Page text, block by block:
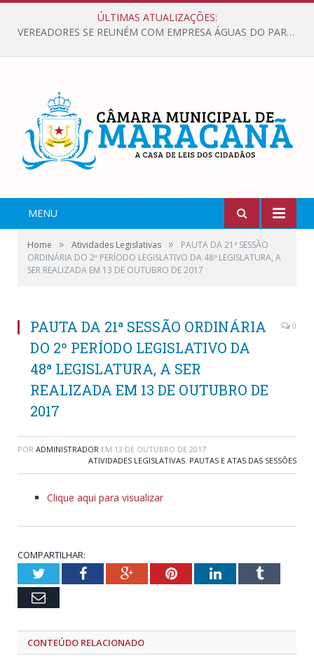
ÚLTIMAS ATUALIZAÇÕES:
VEREADORES SE REUNÉM COM EMPRESA ÁGUAS DO PARÁ, PARA APRESENTAR REIVINDICAÇÕES E MELHORIAS NA QUALIDADE DOS SERVIÇOS OFERECIDOS Á POPULAÇÃO.
MENU
Home » Atividades Legislativas »
PAUTA DA 21ª SESSÃO
ORDINÁRIA DO 2º PERÍODO LEGISLATIVO DA 48ª LEGISLATURA, A
SER REALIZADA EM 13 DE OUTUBRO DE 2017
PAUTA DA 21ª SESSÃO ORDINÁRIA
DO 2º PERÍODO LEGISLATIVO DA
48ª LEGISLATURA, A SER
REALIZADA EM 13 DE OUTUBRO DE
2017
0
POR ADMINISTRADOR EM 13 DE OUTUBRO DE 2017
ATIVIDADES LEGISLATIVAS, PAUTAS E ATAS DAS SESSÕES
Clique aqui para visualizar
COMPARTILHAR:
TwitterFacebookGoogle+PinterestLinkedInTumblr
Email
CONTEÚDO RELACIONADO